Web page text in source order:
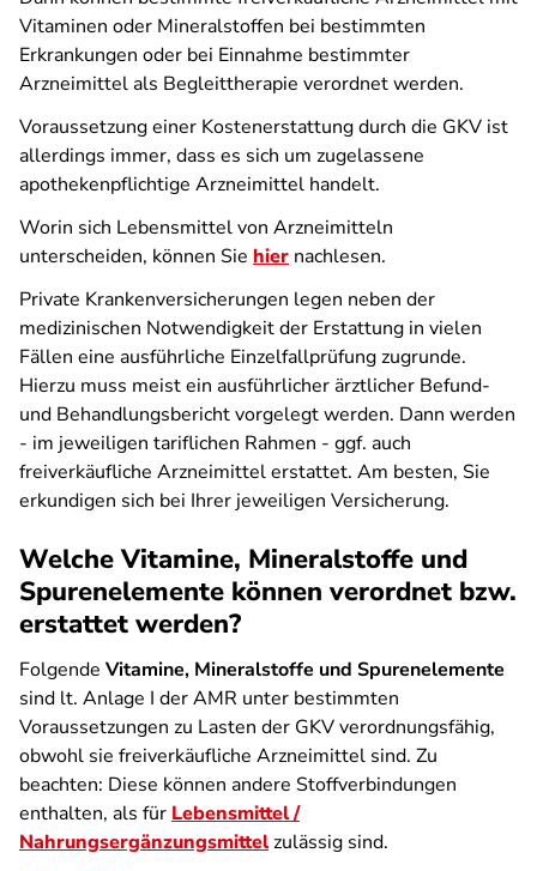
Vitaminen oder Mineralstoffen bei bestimmten
Erkrankungen oder bei Einnahme bestimmter
Arzneimittel als Begleittherapie verordnet werden.
Voraussetzung einer Kostenerstattung durch die GKV ist
allerdings immer, dass es sich um zugelassene
apothekenpflichtige Arzneimittel handelt.
Worin sich Lebensmittel von Arzneimitteln
unterscheiden, können Sie hier nachlesen.
Private Krankenversicherungen legen neben der
medizinischen Notwendigkeit der Erstattung in vielen
Fällen eine ausführliche Einzelfallprüfung zugrunde.
Hierzu muss meist ein ausführlicher ärztlicher Befund-
und Behandlungsbericht vorgelegt werden. Dann werden
- im jeweiligen tariflichen Rahmen - ggf. auch
freiverkäufliche Arzneimittel erstattet. Am besten, Sie
erkundigen sich bei Ihrer jeweiligen Versicherung.
Welche Vitamine, Mineralstoffe und
Spurenelemente können verordnet bzw.
erstattet werden?
Folgende Vitamine, Mineralstoffe und Spurenelemente
sind lt. Anlage I der AMR unter bestimmten
Voraussetzungen zu Lasten der GKV verordnungsfähig,
obwohl sie freiverkäufliche Arzneimittel sind. Zu
beachten: Diese können andere Stoffverbindungen
enthalten, als für Lebensmittel /
Nahrungsergänzungsmittelzulässig sind.